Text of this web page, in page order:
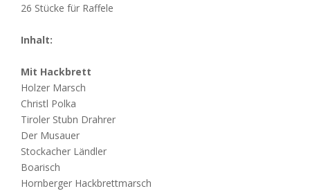
26 Stücke für Raffele
Inhalt:
Mit Hackbrett
Holzer Marsch
Christl Polka
Tiroler Stubn Drahrer
Der Musauer
Stockacher Ländler
Boarisch
Hornberger Hackbrettmarsch